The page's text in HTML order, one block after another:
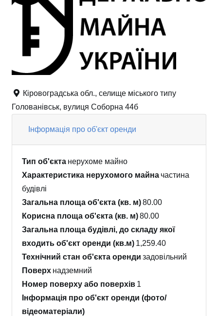
Кіровоградська обл., селище міського типу
Голованівськ, вулиця Соборна 44б
Інформація про об'єкт оренди
Тип об'єкта нерухоме майно
Характеристика нерухомого майна частина
будівлі
Загальна площа об'єкта (кв. м)80.00
Корисна площа об'єкта (кв. м)80.00
Загальна площа будівлі, до складу якої
входить об'єкт оренди (кв.м) 1,259.40
Технічний стан об'єкта оренди задовільний
Поверх надземний
Номер поверху або поверхів 1
Інформація про об'єкт оренди (фото/
відеоматеріали)